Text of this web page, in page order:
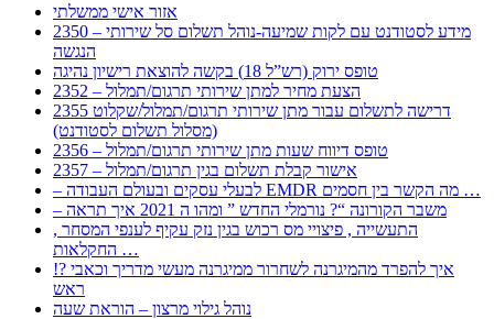
אזור אישי ממשלתי
2350 – מידע לסטודנט עם לקות שמיעה-נוהל תשלום סל שירותי
הנגשה
טופס ירוק (רש”ל 18) בקשה להוצאת רישיון נהיגה
2352 – הצעת מחיר למתן שירותי תרגום/תמלול
2355 דרישה לתשלום עבור מתן שירותי תרגום/תמלול/שקלוט
(מסלול תשלום לסטודנט)
2356 – טופס דיווח שעות מתן שירותי תרגום/תמלול
2357 – אישור קבלת תשלום בגין תרגום/תמלול
– לבעלי עסקים ובעולם העבודה EMDR מה הקשר בין חסמים …
– משבר הקורונה “? נורמלי החדש ” ומהו ה 2021 איך תראה
, התעשייה , פיצויי מס רכוש בגין נזק עקיף לענפי המסחר
החקלאות …
!? איך להפרד מהמיגרנה לשחרור ממיגרנה מעשי מדריך וכאבי
ראש
נוהל גילוי מרצון – הוראת שעה